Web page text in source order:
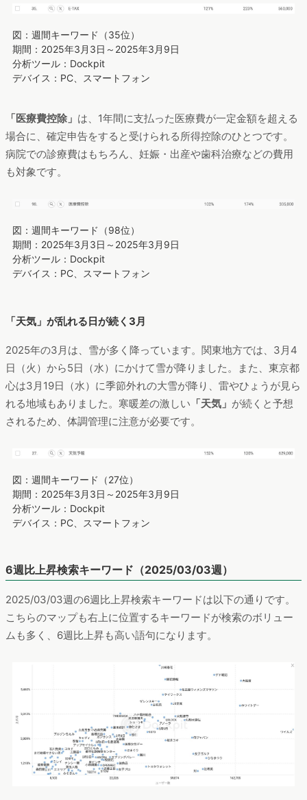
図：週間キーワード（35位）
期間：2025年3月3日～2025年3月9日
分析ツール：Dockpit
デバイス：PC、スマートフォン
「医療費控除」 は、1年間に支払った医療費が一定金額を超える
場合に、確定申告をすると受けられる所得控除のひとつです。
病院での診療費はもちろん、妊娠・出産や歯科治療などの費用
も対象です。
図：週間キーワード（98位）
期間：2025年3月3日～2025年3月9日
分析ツール：Dockpit
デバイス：PC、スマートフォン
「天気」が乱れる日が続く3月
2025年の3月は、雪が多く降っています。関東地方では、3月4
日（火）から5日（水）にかけて雪が降りました。また、東京都
心は3月19日（水）に季節外れの大雪が降り、雷やひょうが見ら
れる地域もありました。寒暖差の激しい 「天気」 が続くと予想
されるため、体調管理に注意が必要です。
図：週間キーワード（27位）
期間：2025年3月3日～2025年3月9日
分析ツール：Dockpit
デバイス：PC、スマートフォン
6週比上昇検索キーワード（2025/03/03週）
2025/03/03週の6週比上昇検索キーワードは以下の通りです。
こちらのマップも右上に位置するキーワードが検索のボリュー
ムも多く、6週比上昇も高い語句になります。